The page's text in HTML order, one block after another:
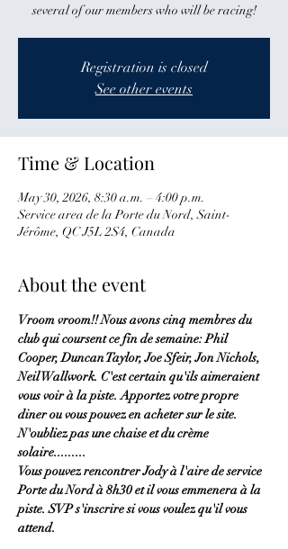
several of our members who will be racing!
Registration is closed
See other events
Time & Location
May 30, 2026, 8:30 a.m. – 4:00 p.m.
Service area de la Porte du Nord, Saint-
Jérôme, QC J5L 2S4, Canada
About the event
Vroom vroom!! Nous avons cinq membres du
club qui coursent ce fin de semaine: Phil
Cooper, Duncan Taylor, Joe Sfeir, Jon Nichols,
Neil Wallwork. C'est certain qu'ils aimeraient
vous voir à la piste. Apportez votre propre
diner ou vous pouvez en acheter sur le site.
N'oubliez pas une chaise et du crème
solaire.........
Vous pouvez rencontrer Jody à l'aire de service
Porte du Nord à 8h30 et il vous emmenera à la
piste. SVP s'inscrire si vous voulez qu'il vous
attend.